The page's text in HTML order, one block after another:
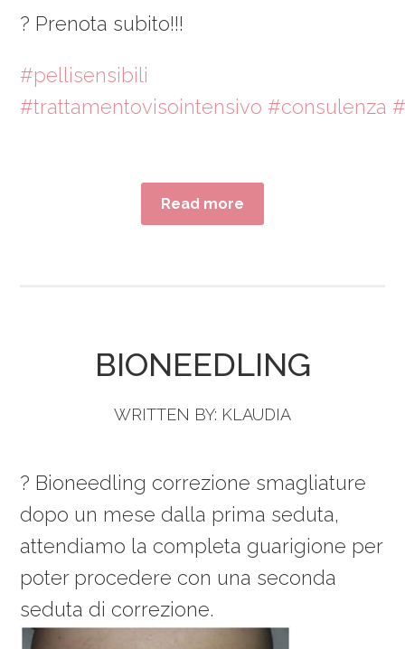
? Prenota subito!!!
#pellisensibili
#trattamentovisointensivo #consulenza
Read more
BIONEEDLING
WRITTEN BY: KLAUDIA
? Bioneedling correzione smagliature
dopo un mese dalla prima seduta,
attendiamo la completa guarigione per
poter procedere con una seconda
seduta di correzione.